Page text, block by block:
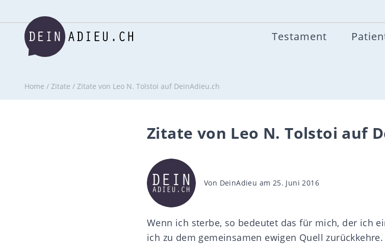
Testament
Home / Zitate / Zitate von Leo N. Tolstoi auf DeinAdieu.ch
Zitate von Leo N. Tolstoi auf
Beitragsautor
Von DeinAdieu am 25. Juni 2016
Wenn ich sterbe, so bedeutet das für mich, der ich
ich zu dem gemeinsamen ewigen Quell zurückkehre.